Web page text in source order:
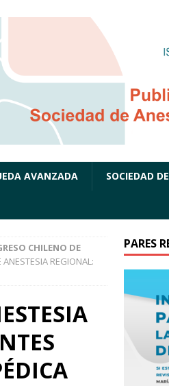
AVANZADA SOCIEDAD
CHILENO DE
ANESTESIA REGIONAL:
PARES